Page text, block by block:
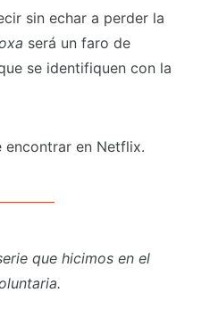
sin echar a perder la
será un faro de
se identifiquen con la
encontrar en Netflix.
que hicimos en el